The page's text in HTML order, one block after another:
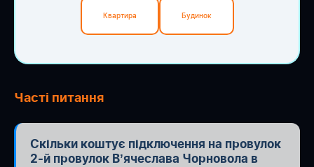
Квартира Будинок
Часті питання
Скільки коштує підключення на провулок
2-й провулок Вʼячеслава Чорновола в